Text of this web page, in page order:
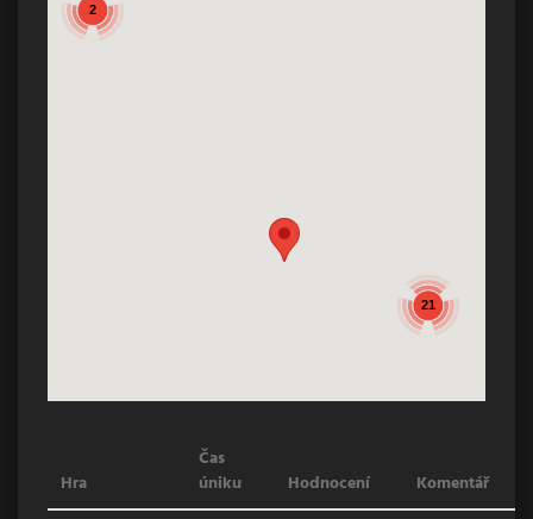
21
2
Hra
Čas
úniku
Hodnocení
Komentář